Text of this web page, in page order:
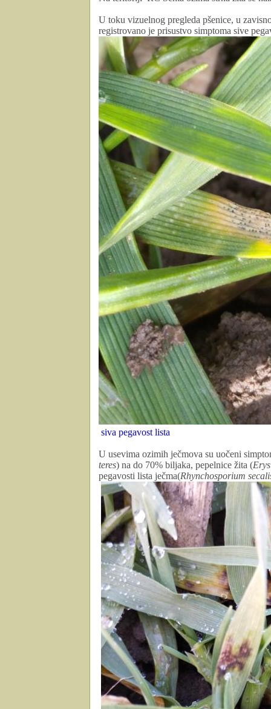
U toku vizuelnog pregleda pšenice, u
registrovano je prisustvo simptoma sive
siva pegavost lista
U usevima ozimih ječmova su uočeni
teres) na do 70% biljaka, pepelnice žita (
pegavosti lista ječma(Rhynchosporium